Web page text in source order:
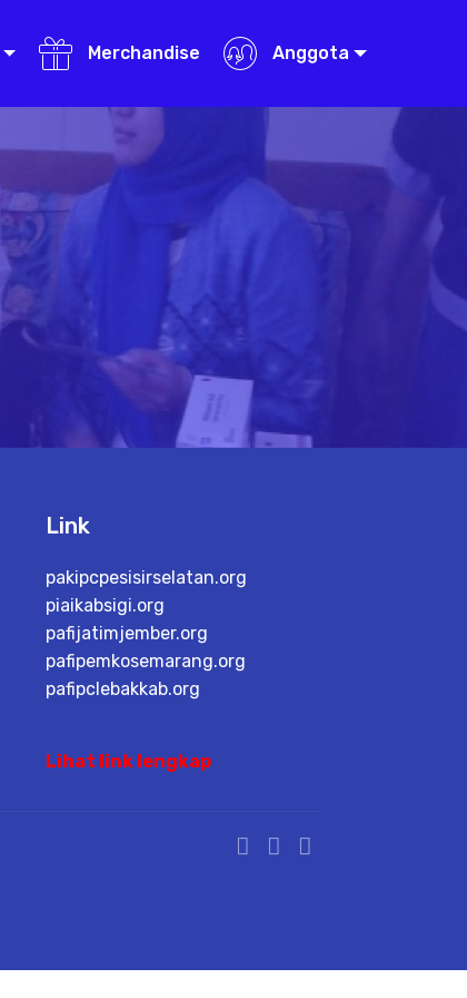
Merchandise Anggota
Link
pakipcpesisirselatan.org
piaikabsigi.org
pafijatimjember.org
pafipemkosemarang.org
pafipclebakkab.org
Lihat link lengkap